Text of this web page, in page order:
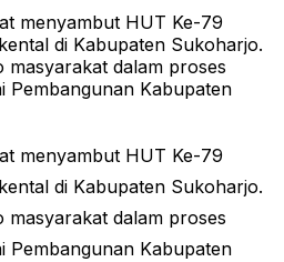
menyambut HUT Ke-79
di Kabupaten Sukoharjo.
masyarakat dalam proses
Pembangunan Kabupaten
menyambut HUT Ke-79
di Kabupaten Sukoharjo.
masyarakat dalam proses
Pembangunan Kabupaten